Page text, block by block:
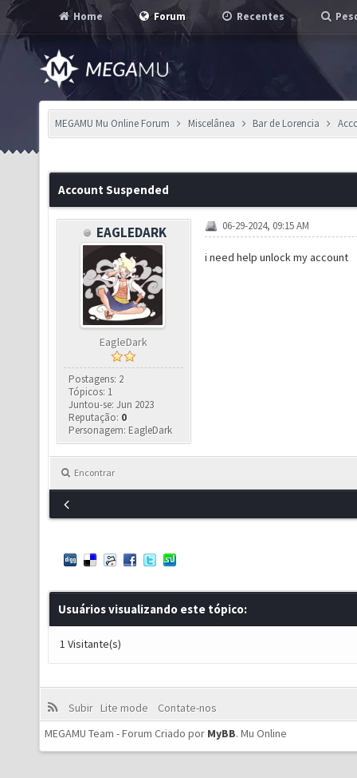
Home Forum Recentes
MEGAMU Mu Online Forum Miscelânea Bar de Lorencia
Account Suspended
EAGLEDARK
EagleDark
Postagens: 2
Tópicos: 1
Juntou-se: Jun 2023
Reputação: 0
Personagem: EagleDark
06-29-2024, 09:15 AM
i need help unlock my account
Encontrar
Usuários visualizando este tópico:
1 Visitante(s)
Subir Lite mode
Contate-nos
MEGAMU Team - Forum Criado por MyBB. Mu Online